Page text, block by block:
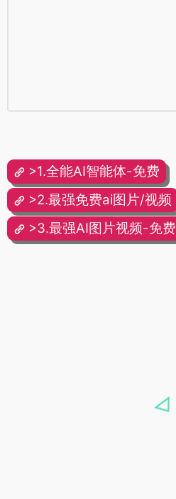
>1.全能AI智能体-免费
>2.最强免费ai图片/视频
>3.最强AI图片视频-免费